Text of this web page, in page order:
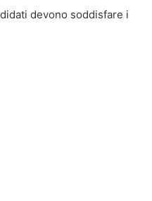
devono soddisfare i